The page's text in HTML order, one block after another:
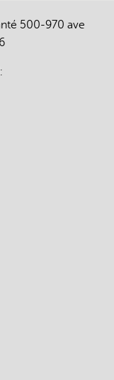
500-970 ave